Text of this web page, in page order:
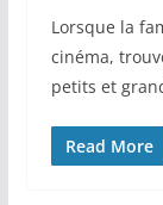
Lorsque la
cinéma,
petits et
Read More